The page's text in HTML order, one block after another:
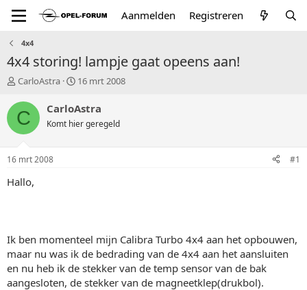
Aanmelden Registreren
4x4
4x4 storing! lampje gaat opeens aan!
T
p
i
a
r
CarloAstra
S
a
t
16 mrt 2008
C CarloAstra
Komt hier geregeld
16 mrt 2008 #1
Hallo,
Ik ben momenteel mijn Calibra Turbo 4x4 aan het opbouwen,
maar nu was ik de bedrading van de 4x4 aan het aansluiten
en nu heb ik de stekker van de temp sensor van de bak
aangesloten, de stekker van de magneetklep(drukbol).